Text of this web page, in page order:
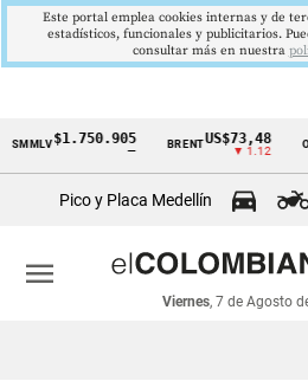
Cintillo
económicos
Colombia
$1.750.905 BRENTUS$73,48
▼ 1.12
Pico y Placa Medellín
Viernes, 7 de Agosto
menu
Este portal emplea cookies internas y de
estadísticos, funcionales y publicitarios.
consultar más en nuestra